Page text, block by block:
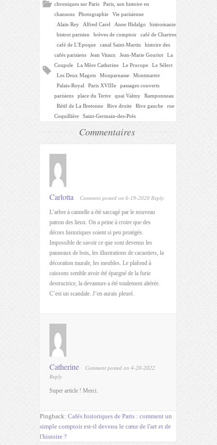
chroniques sur Paris
Paris, son histoire en
chansons
Photographie
Vie parisienne
Alain Rey
Alfred Carel Anne Hidalgo
bistromanie
bistrot parisien
brèves de comptoir
café de Chartres
café de L'Epoque
canal Saint-Martin
histoire des
cafés parisiens
Jean Vitaux Jean-Marie Gouriot
La
Coupole
La Mère Catherine Le Procope
Le Sélect
Les Deux Magots
Monparnasse
Montmartre
Palais-Royal
Paris XVIIIe
passages couverts
parisiens
place du Tertre quai Valmy
Ramponneau
Rétif de La Bretonne
Rive droite Rive gauche
rue
Coquillière
Saint-Germain-des-Prés
Commentaires
Carlotta Comment posted on 6-19-2020 Reply
L’arbre à cannelle a été saccagé par le nouveau
patron des lieux. On a peine à croire que des
décors historiques soient si peu protégés.
Impossible de savoir ce que sont devenus les
panneaux de bois, les illustrations de cacaotiers, la
décoration murale, les meubles. Le plafond à
caissons semble avoir été épargné de la furie
destructrice, la devanture a été totalement altérée.
C’est un scandale. J’en aurais pleuré.
Catherine
Comment posted on 4-20-2022
Reply
Super article ! Merci.
Pingback: Cafés historiques de Paris : comment un
simple comptoir est-il devenu le cœur de l'art et de
l'histoire ?